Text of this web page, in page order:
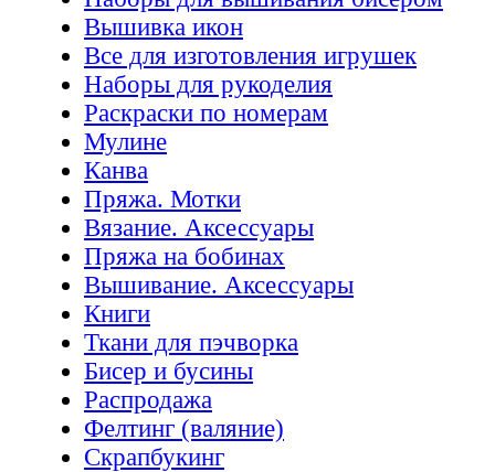
Вышивка икон
Все для изготовления игрушек
Наборы для рукоделия
Раскраски по номерам
Мулине
Канва
Пряжа. Мотки
Вязание. Аксессуары
Пряжа на бобинах
Вышивание. Аксессуары
Книги
Ткани для пэчворка
Бисер и бусины
Распродажа
Фелтинг (валяние)
Скрапбукинг